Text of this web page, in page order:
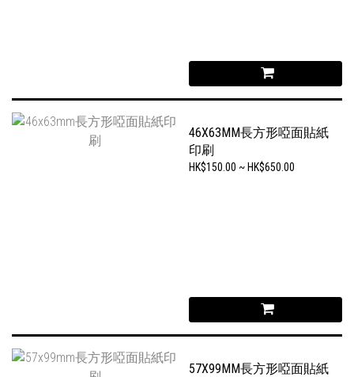
46X63MM長方形啞面貼紙
印刷
HK$150.00 ~ HK$650.00
57X99MM長方形啞面貼紙